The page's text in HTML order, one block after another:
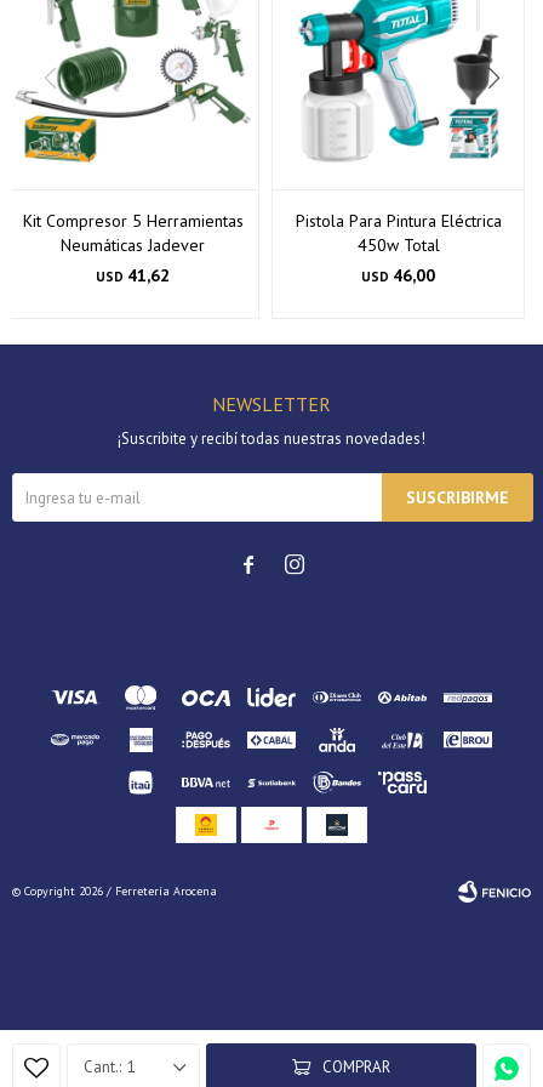
1 COMPRAR
Kit Compresor 5 Herramientas
Neumáticas Jadever
USD 41,62
Pistola Para Pintura Eléctrica
450w Total
USD 46,00
NEWSLETTER
¡Suscribite y recibí todas nuestras novedades!
SUSCRIBIRME
 
© Copyright 2026 / Ferretería Arocena